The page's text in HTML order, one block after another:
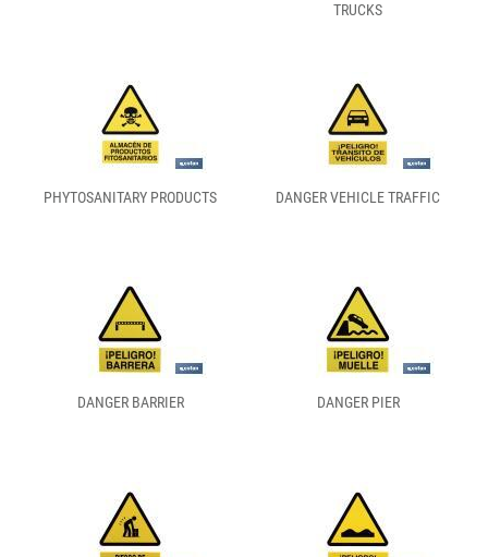
TRUCKS
PHYTOSANITARY PRODUCTS DANGER VEHICLE TRAFFIC
DANGER BARRIER DANGER PIER